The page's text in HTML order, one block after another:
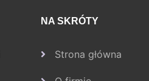
NA SKRÓTY
Strona główna